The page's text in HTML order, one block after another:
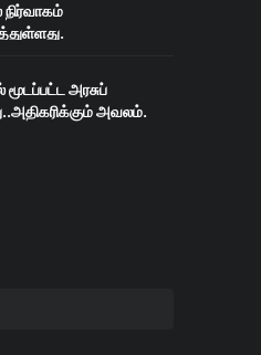
மூடப்பட்ட அரசுப்
அவலம்.